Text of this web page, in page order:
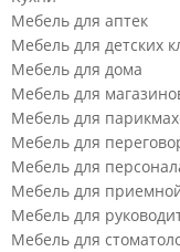
Мебель для аптек
Мебель для детских
Мебель для дома
Мебель для
Мебель для
Мебель для
Мебель для
Мебель для
Мебель для
Мебель для